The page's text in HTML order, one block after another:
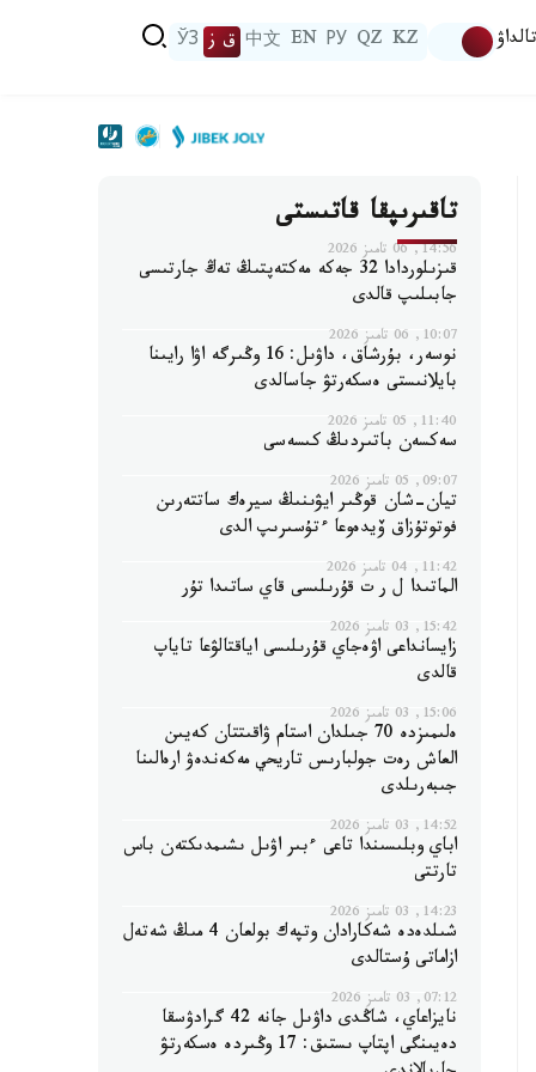
تالداۋ KZ
QZ
РУ
EN
中文 ق ز ЎЗ
تاقىرىپقا قاتىستى
14:56, 06 تامىز 2026
قىزىلوردادا 32 جەكە مەكتەپتىڭ تەڭ جارتىسى
جابىلىپ قالدى
10:07, 06 تامىز 2026
نوسەر، بۇرشاق، داۋىل: 16 وڭىرگە اۋا رايىنا
بايلانىستى ەسكەرتۋ جاسالدى
11:40, 05 تامىز 2026
سەكسەن باتىردىڭ كىسەسى
09:07, 05 تامىز 2026
تيان-شان قوڭىر ايۋىنىڭ سيرەك ساتتەرىن
فوتوتۇزاق ۆيدەوعا ءتۇسىرىپ الدى
11:42, 04 تامىز 2026
الماتىدا ل ر ت قۇرىلىسى قاي ساتىدا تۇر
15:42, 03 تامىز 2026
زايسانداعى اۋەجاي قۇرىلىسى اياقتالۋعا تاياپ
قالدى
15:06, 03 تامىز 2026
ەلىمىزدە 70 جىلدان استام ۋاقىتتان كەيىن
العاش رەت جولبارىس تاريحي مەكەندەۋ ارەالىنا
جىبەرىلدى
14:52, 03 تامىز 2026
اباي وبلىسىندا تاعى ءبىر اۋىل ىشىمدىكتەن باس
تارتتى
14:23, 03 تامىز 2026
شىلدەدە شەكارادان وتپەك بولعان 4 مىڭ شەتەل
ازاماتى ۇستالدى
07:12, 03 تامىز 2026
نايزاعاي، شاڭدى داۋىل جانە 42 گرادۋسقا
دەيىنگى اپتاپ ىستىق: 17 وڭىردە ەسكەرتۋ